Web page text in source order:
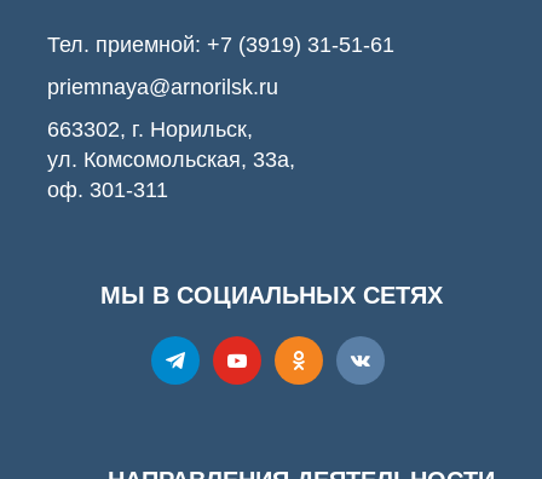
Тел. приемной: +7 (3919) 31-51-61
priemnaya@arnorilsk.ru
663302, г. Норильск,
ул. Комсомольская, 33а,
оф. 301-311
МЫ В СОЦИАЛЬНЫХ СЕТЯХ